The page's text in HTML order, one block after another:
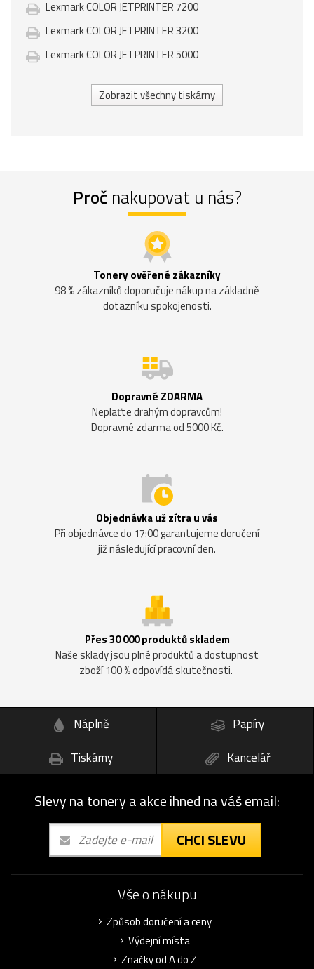
Lexmark COLOR JETPRINTER 7200
Lexmark COLOR JETPRINTER 3200
Lexmark COLOR JETPRINTER 5000
Zobrazit všechny tiskárny
Proč nakupovat u nás?
Tonery ověřené zákazníky
98 % zákazníků doporučuje nákup na základně
dotazníku spokojenosti.
Dopravné ZDARMA
Neplaťte drahým dopravcům!
Dopravné zdarma od 5000 Kč.
Objednávka už zítra u vás
Při objednávce do 17:00 garantujeme doručení
již následující pracovní den.
Přes 30 000 produktů skladem
Naše sklady jsou plné produktů a dostupnost
zboží 100 % odpovídá skutečnosti.
Náplně
Papíry
Tiskárny
Kancelář
Slevy na tonery a akce ihned na váš email:
CHCI SLEVU
Vše o nákupu
Způsob doručení a ceny
Výdejní místa
Značky od A do Z